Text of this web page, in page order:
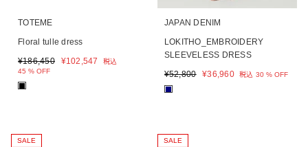
TOTEME
Floral tulle dress
¥186,450 ¥102,547
税込
45 % OFF
■
JAPAN DENIM
LOKITHO_EMBROIDERY
SLEEVELESS DRESS
¥52,800 ¥36,960 税込 30 % OFF
■
SALE SALE